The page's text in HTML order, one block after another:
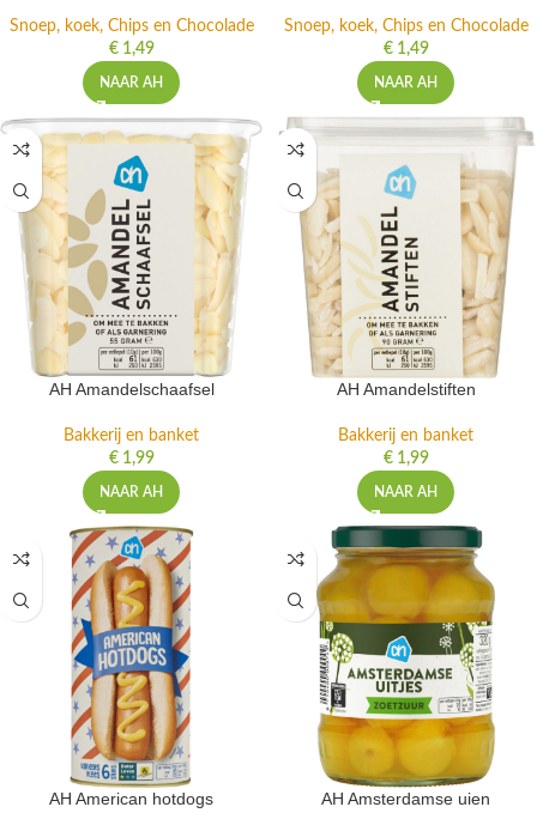
Snoep, koek, Chips en Chocolade
€ 1,49
NAAR AH
Snoep, koek, Chips en Chocolade
€ 1,49
NAAR AH
Bakkerij en banket
€ 1,99
NAAR AH
Bakkerij en banket
€ 1,99
NAAR AH